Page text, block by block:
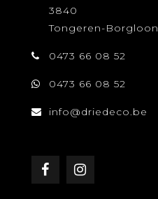
3840
Tongeren-Borgloon
0473 66 08 52
0473 66 08 52
info@driedeco.be